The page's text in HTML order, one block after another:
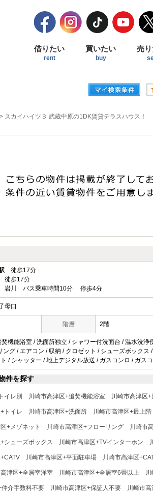
借りたい
rent
買いたい
buy
売
> スカイハイツＢ 武蔵中原の1DK賃貸テラスハウス！
徒歩17分
徒歩17分
岩川 バス乗車時間10分 停歩4分
母口
階層 2階
機能浴室 / 洗面所独立 / シャワー付洗面台 / 温水洗
ング / エアコン / 収納 / クロゼット / シューズボック
/ シャッター / 地上デジタル放送 / ガスコンロ / ガス
件を探す
イレ別 川崎市高津区+追焚機能浴室 川崎市高津区
トイレ 川崎市高津区+洗面所 川崎市高津区+最上階
+メゾネット 川崎市高津区+フローリング 川崎市
シューズボックス 川崎市高津区+TVインターホン
川崎市高津区+平面駐車場 川崎市高津区
津区+全居室洋室 川崎市高津区+全居室6畳以上
仲介手数料不要 川崎市高津区+保証人不要 川崎市